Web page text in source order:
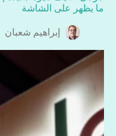
ما يظهر على الشاشة
إبراهيم شعبان